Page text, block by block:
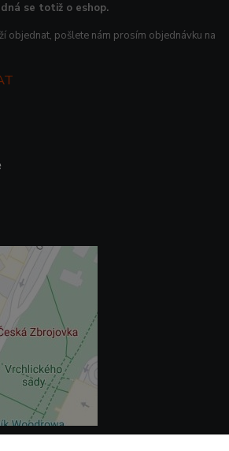
se totiž o eshop.
objednat, pošlete nám prosím objednávku na